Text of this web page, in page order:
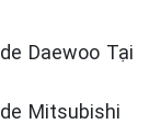
Daewoo Tại
Mitsubishi